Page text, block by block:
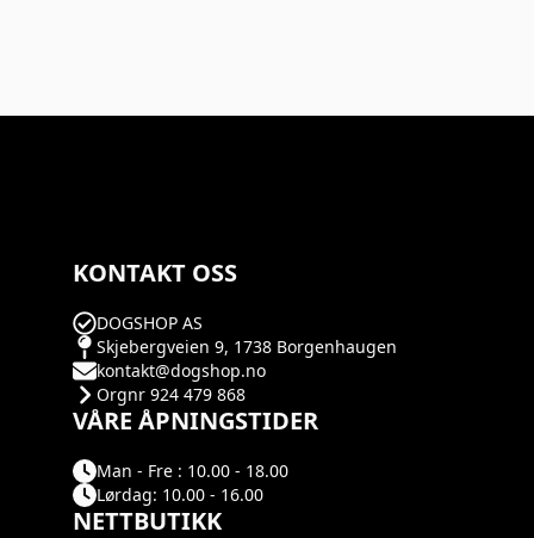
KONTAKT OSS
DOGSHOP AS
Skjebergveien 9, 1738 Borgenhaugen
kontakt@dogshop.no
Orgnr 924 479 868
VÅRE ÅPNINGSTIDER
Man - Fre : 10.00 - 18.00
Lørdag: 10.00 - 16.00
NETTBUTIKK